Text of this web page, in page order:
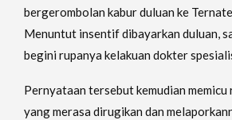
bergerombolan kabur duluan ke
Menuntut insentif dibayarkan duluan,
begini rupanya kelakuan dokter
Pernyataan tersebut kemudian
yang merasa dirugikan dan